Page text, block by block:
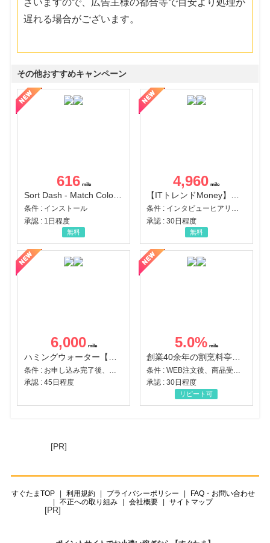
ざいますので、広告主様の都合等で目安より処理が
遅れる場合がございます。
その他おすすめキャンペーン
616
Sort Dash - Match Color Puzzle（チャレンジ11完了）（Android）
条件 : インストール
承認 : 1日程度
無料
4,960
【ITトレンドMoney】相談プロモーション
条件 : インタビューヒアリング完了
承認 : 30日程度
無料
6,000
承認 : 45日程度
5.0%
承認 : 30日程度
リピート可
[PR]
すぐたまTOP 利用規約 プライバシーポリシー
FAQ・お問い合わせ
不正への取り組み
会社概要 サイトマップ
[PR]